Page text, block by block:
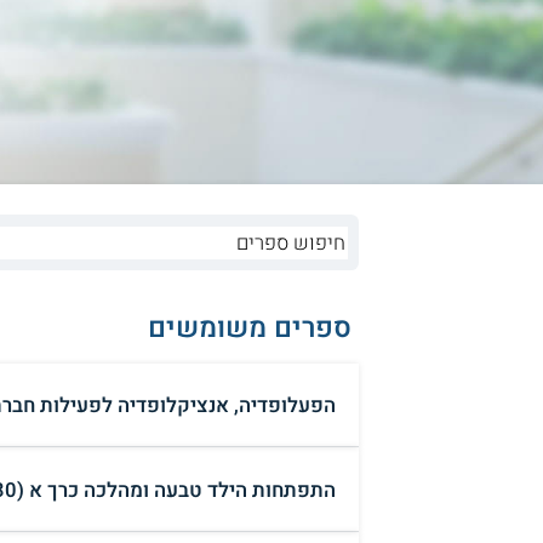
ספרים משומשים
הפעלופדיה, אנציקלופדיה לפעילות חברתית
התפתחות הילד טבעה ומהלכה כרך א (30 ₪)